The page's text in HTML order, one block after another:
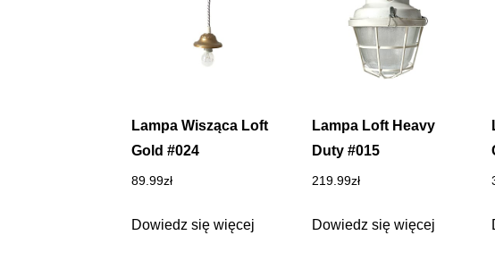
Lampa Wisząca Loft
Gold #024
89.99zł
Dowiedz się więcej
Lampa Loft Heavy
Duty #015
219.99zł
Dowiedz się więcej